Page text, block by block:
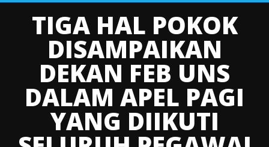
TIGA HAL POKOK
DISAMPAIKAN
DEKAN FEB UNS
DALAM APEL PAGI
YANG DIIKUTI